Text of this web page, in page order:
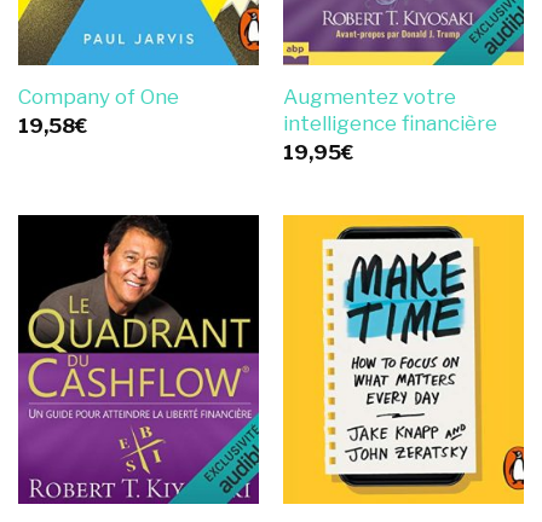
Company of One
19,58€
Augmentez votre
intelligence financière
19,95€